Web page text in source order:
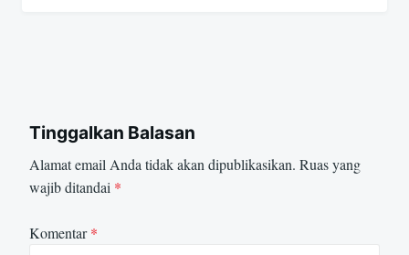
Tinggalkan Balasan
Alamat email Anda tidak akan dipublikasikan. Ruas yang
wajib ditandai *
Komentar*